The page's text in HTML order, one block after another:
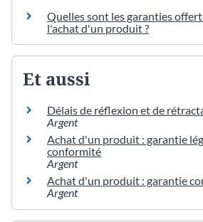
Quelles sont les garanties
l'achat d'un produit ?
Et aussi
Délais de réflexion et de
Argent
Achat d'un produit : garantie
conformité
Argent
Achat d'un produit : garantie
Argent